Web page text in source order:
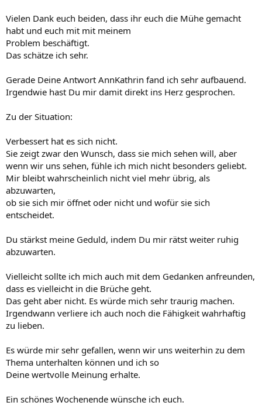
Vielen Dank euch beiden, dass ihr euch die Mühe gemacht
habt und euch mit mit meinem
Problem beschäftigt.
Das schätze ich sehr.
Gerade Deine Antwort AnnKathrin fand ich sehr aufbauend.
Irgendwie hast Du mir damit direkt ins Herz gesprochen.
Zu der Situation:
Verbessert hat es sich nicht.
Sie zeigt zwar den Wunsch, dass sie mich sehen will, aber
wenn wir uns sehen, fühle ich mich nicht besonders geliebt.
Mir bleibt wahrscheinlich nicht viel mehr übrig, als
abzuwarten,
ob sie sich mir öffnet oder nicht und wofür sie sich
entscheidet.
Du stärkst meine Geduld, indem Du mir rätst weiter ruhig
abzuwarten.
Vielleicht sollte ich mich auch mit dem Gedanken anfreunden,
dass es vielleicht in die Brüche geht.
Das geht aber nicht. Es würde mich sehr traurig machen.
Irgendwann verliere ich auch noch die Fähigkeit wahrhaftig
zu lieben.
Es würde mir sehr gefallen, wenn wir uns weiterhin zu dem
Thema unterhalten können und ich so
Deine wertvolle Meinung erhalte.
Ein schönes Wochenende wünsche ich euch.